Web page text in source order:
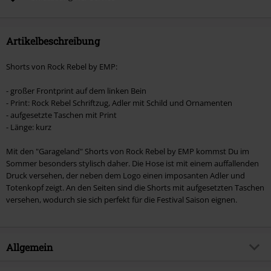
Artikel, die einen Spendenbeitrag beinhalten.
Artikelbeschreibung
Shorts von Rock Rebel by EMP:
- großer Frontprint auf dem linken Bein
- Print: Rock Rebel Schriftzug, Adler mit Schild und Ornamenten
- aufgesetzte Taschen mit Print
- Länge: kurz
Mit den "Garageland" Shorts von Rock Rebel by EMP kommst Du im
Sommer besonders stylisch daher. Die Hose ist mit einem auffallenden
Druck versehen, der neben dem Logo einen imposanten Adler und
Totenkopf zeigt. An den Seiten sind die Shorts mit aufgesetzten Taschen
versehen, wodurch sie sich perfekt für die Festival Saison eignen.
Allgemein